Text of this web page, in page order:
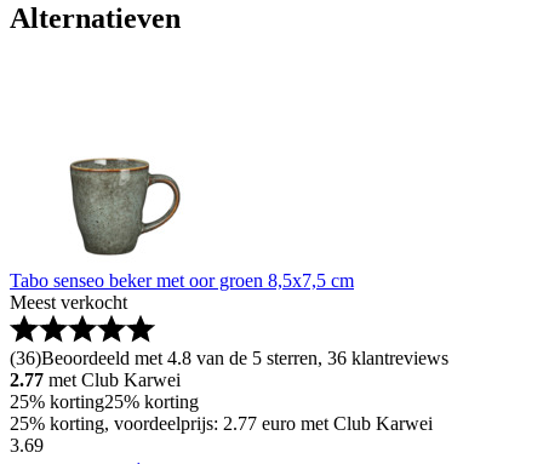
Alternatieven
Tabo senseo beker met oor groen 8,5x7,5 cm
Meest verkocht
(36)Beoordeeld met 4.8 van de 5 sterren, 36 klantreviews
2.77 met Club Karwei
25% korting25% korting
25% korting, voordeelprijs: 2.77 euro met Club Karwei
3.69